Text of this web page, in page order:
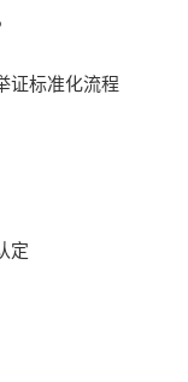
证标准化流程
定